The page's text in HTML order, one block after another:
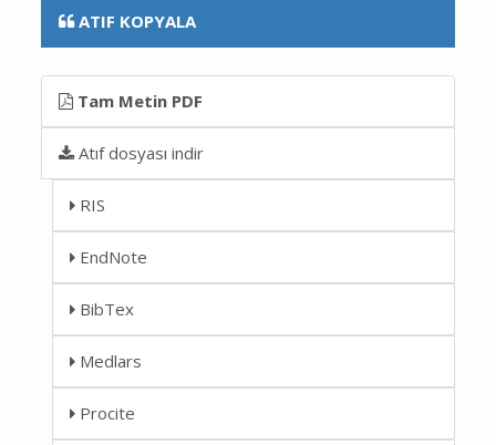
ATIF KOPYALA
Tam Metin PDF
Atıf dosyası indir
RIS
EndNote
BibTex
Medlars
Procite